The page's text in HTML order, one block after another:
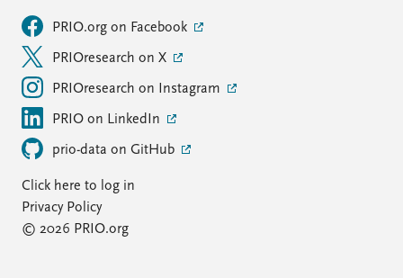
PRIO.org on Facebook
PRIOresearch on X
PRIOresearch on Instagram
PRIO on LinkedIn
prio-data on GitHub
Click here to log in
Privacy Policy
© 2026 PRIO.org